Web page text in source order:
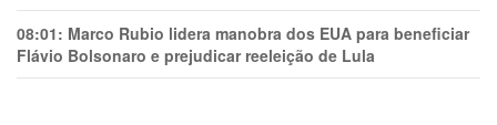
08:01: Marco Rubio lidera manobra dos EUA para beneficiar
Flávio Bolsonaro e prejudicar reeleição de Lula